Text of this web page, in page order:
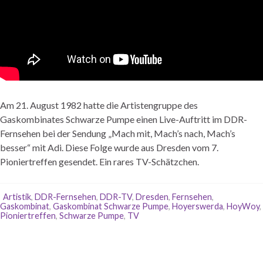
Am 21. August 1982 hatte die Artistengruppe des
Gaskombinates Schwarze Pumpe einen Live-Auftritt im DDR-
Fernsehen bei der Sendung „Mach mit, Mach’s nach, Mach’s
besser“ mit Adi. Diese Folge wurde aus Dresden vom 7.
Pioniertreffen gesendet. Ein rares TV-Schätzchen.
Artistik, DDR-Fernsehen, DDR-TV, Dresden, Fernsehen,
Gaskombinat, Gaskombinat Schwarze Pumpe, Hoyerswerda, HoyWoy,
Pioniertreffen, Schwarze Pumpe, TV